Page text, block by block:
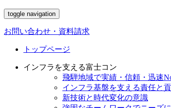
toggle navigation
お問い合わせ・資料請求
トップページ
インフラを支える富士コン
飛騨地域で実績・信頼・迅速
インフラ基盤を支える責任と
新技術と時代変化の意識